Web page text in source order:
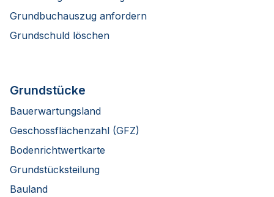
Grundbuchauszug anfordern
Grundschuld löschen
Grundstücke
Bauerwartungsland
Geschossflächenzahl (GFZ)
Bodenrichtwertkarte
Grundstücksteilung
Bauland